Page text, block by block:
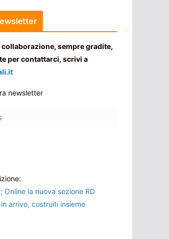
sempre gradite,
per contattarci, scrivi a
newsletter
Online la nuova sezione RD
arrivo, costruiti insieme